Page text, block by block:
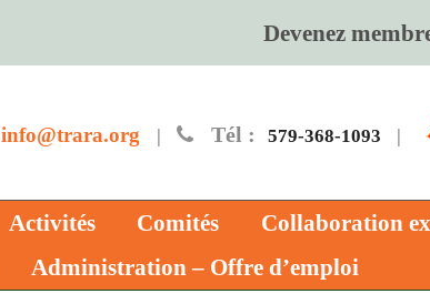
Devenez
info@trara.org | Tél : 579-368-1093 |
Activités Comités Collaboration
Administration – Offre d’emploi